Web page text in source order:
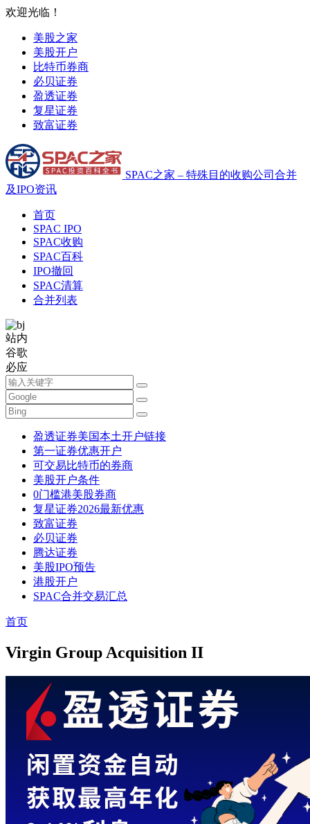
欢迎光临！
美股之家
美股开户
比特币券商
必贝证券
盈透证券
复星证券
致富证券
SPAC之家 – 特殊目的收购公司合并
及IPO资讯
首页
SPAC IPO
SPAC收购
SPAC百科
IPO撤回
SPAC清算
合并列表
站内
谷歌
必应
盈透证券美国本土开户链接
第一证券优惠开户
可交易比特币的券商
美股开户条件
0门槛港美股券商
复星证券2026最新优惠
致富证券
必贝证券
腾达证券
美股IPO预告
港股开户
SPAC合并交易汇总
首页
Virgin Group Acquisition II